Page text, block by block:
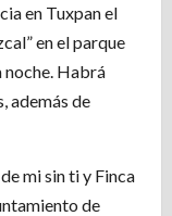
en Tuxpan el
en el parque
noche. Habrá
además de
mi sin ti y Finca
de